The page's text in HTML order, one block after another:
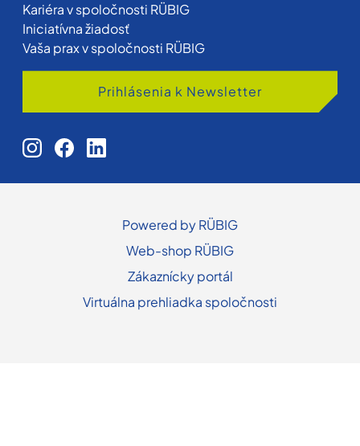
Kariéra v spoločnosti RÜBIG
Iniciatívna žiadosť
Vaša prax v spoločnosti RÜBIG
Prihlásenia k Newsletter
Powered by RÜBIG
Web-shop RÜBIG
Zákaznícky portál
Virtuálna prehliadka spoločnosti